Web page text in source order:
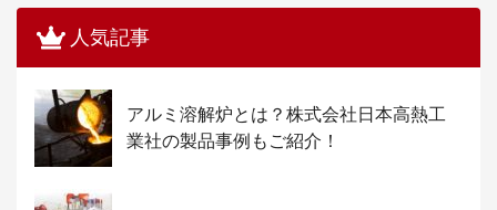
人気記事
アルミ溶解炉とは？株式会社日本高熱工
業社の製品事例もご紹介！